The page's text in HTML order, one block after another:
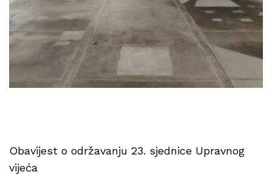
Obavijest o održavanju 23. sjednice Upravnog
vijeća